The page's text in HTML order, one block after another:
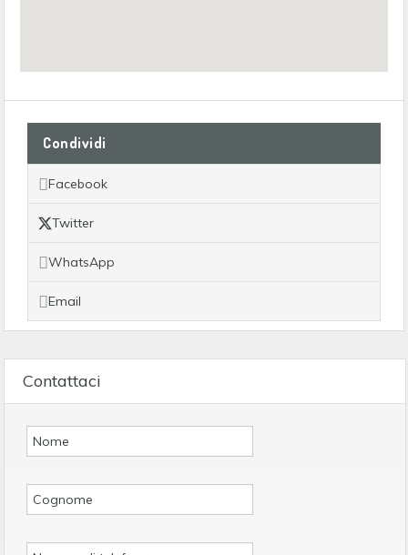
Condividi
Facebook
Twitter
WhatsApp
Email
Contattaci